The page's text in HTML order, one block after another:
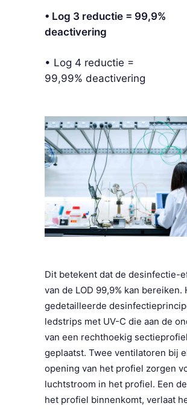
• Log 3 reductie = 99,9%
deactivering
• Log 4 reductie =
99,99% deactivering
Dit betekent dat de desinfectie-
van de LOD 99,9% kan bereiken.
gedetailleerde
ledstrips met UV-C die aan de
van een rechthoekig
geplaatst. Twee ventilatoren bij
opening van het profiel zorgen
luchtstroom in het profiel. Een
het profiel binnenkomt, verlaat